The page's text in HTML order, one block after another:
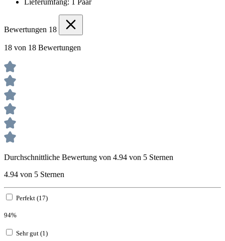
Lieferumfang: 1 Paar
Bewertungen 18
18 von 18 Bewertungen
Durchschnittliche Bewertung von 4.94 von 5 Sternen
4.94 von 5 Sternen
Perfekt (17)
94%
Sehr gut (1)